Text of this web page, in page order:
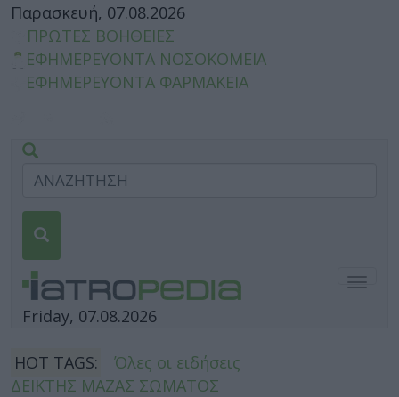
Παρασκευή, 07.08.2026
ΠΡΩΤΕΣ ΒΟΗΘΕΙΕΣ
ΕΦΗΜΕΡΕΥΟΝΤΑ ΝΟΣΟΚΟΜΕΙΑ
ΕΦΗΜΕΡΕΥΟΝΤΑ ΦΑΡΜΑΚΕΙΑ
Friday, 07.08.2026
HOT TAGS:
Όλες οι ειδήσεις
ΔΕΙΚΤΗΣ ΜΑΖΑΣ ΣΩΜΑΤΟΣ